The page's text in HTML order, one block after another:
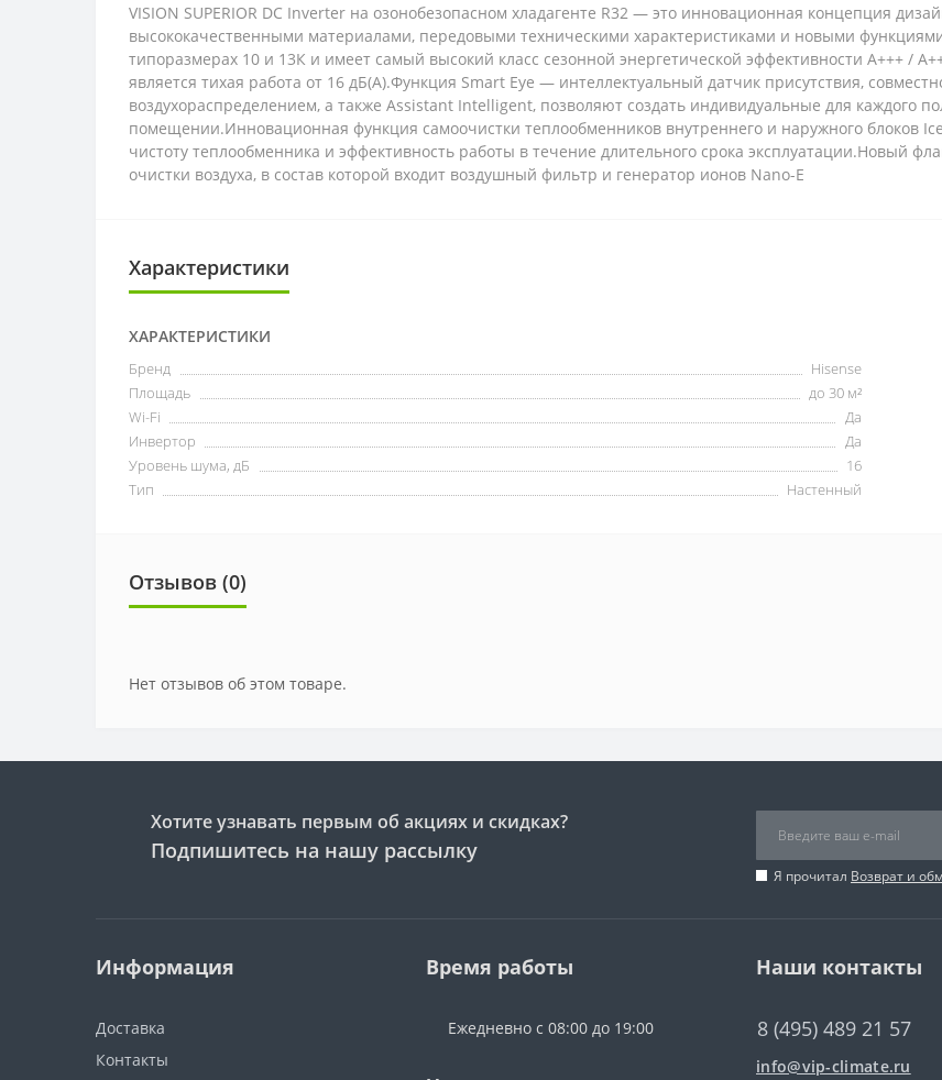
VISION SUPERIOR DC Inverter на озонобезопасном хладагенте R32 — это инновационная концепция
высококачественными материалами, передовыми техническими характеристиками и новыми
типоразмерах 10 и 13К и имеет самый высокий класс сезонной энергетической эффективности A+++ /
является тихая работа от 16 дБ(А).Функция Smart Eye — интеллектуальный датчик присутствия,
воздухораспределением, а также Assistant Intelligent, позволяют создать индивидуальные для каждого
помещении.Инновационная функция самоочистки теплообменников внутреннего и наружного блоков
чистоту теплообменника и эффективность работы в течение длительного срока эксплуатации.Новый
очистки воздуха, в состав которой входит воздушный фильтр и генератор ионов Nano-E
Характеристики
ХАРАКТЕРИСТИКИ
Бренд
Hisense
Площадь
до 30 м²
Wi-Fi
Да
Инвертор
Да
Уровень шума, дБ
16
Тип
Настенный
Отзывов (0)
Нет отзывов об этом товаре.
Хотите узнавать первым об акциях и скидках?
Подпишитесь на нашу рассылку
Я прочитал Возврат и
Информация
Доставка
Контакты
Время работы
Ежедневно с 08:00 до 19:00
Наши контакты
8 (495) 489 21 57
info@vip-climate.ru